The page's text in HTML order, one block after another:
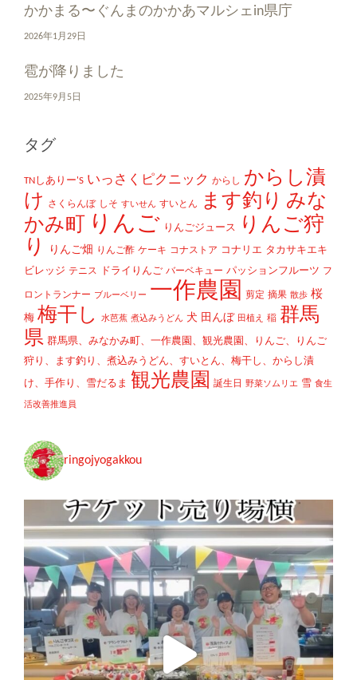
かかまる〜ぐんまのかかあマルシェin県庁
2026年1月29日
雹が降りました
2025年9月5日
タグ
TNしありー'S いっさくピクニック からし からし漬
け
さくらんぼ しそ すいせん すいとん ます釣り みな
かみ町
りんご りんごジュース
りんご狩
り
りんご畑 りんご酢 ケーキ コナストア コナリエ タカサキエキ
ビレッジ テニス ドライりんご バーベキュー パッションフルーツ フ
ロントランナー ブルーベリー 一作農園 剪定 摘果 散歩 桜
梅 梅干し 水芭蕉 煮込みうどん 犬 田んぼ 田植え 稲 群馬
県 群馬県、みなかみ町、一作農園、観光農園、りんご、りんご
狩り、ます釣り、煮込みうどん、すいとん、梅干し、からし漬
け、手作り、雪だるま 観光農園 誕生日 野菜ソムリエ 雪 食生
活改善推進員
ringojyogakkou